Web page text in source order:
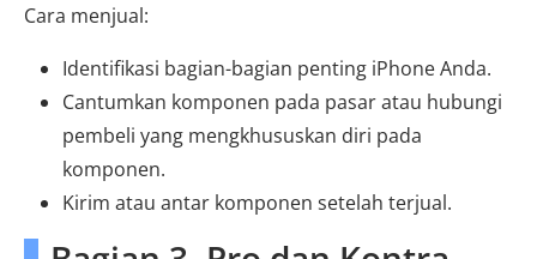
Cara menjual:
Identifikasi bagian-bagian penting iPhone Anda.
Cantumkan komponen pada pasar atau hubungi
pembeli yang mengkhususkan diri pada
komponen.
Kirim atau antar komponen setelah terjual.